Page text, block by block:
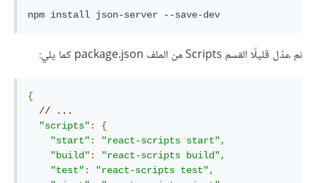
ثم عدّل قليلًا القسم Scripts من الملف package.json كما يلي:
{
// ...
"scripts" :
{
"start" : "react-scripts start",
"build" : "react-scripts build",
"test" : "react-scripts test",